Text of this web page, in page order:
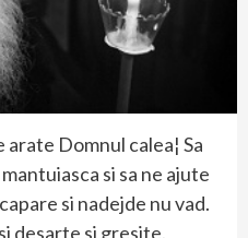
Domnul calea¦ Sa
si sa ne ajute
si nadejde nu vad.
desarte si gresite.